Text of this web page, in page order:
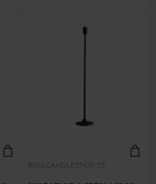
BALLCANDLESTICK-55